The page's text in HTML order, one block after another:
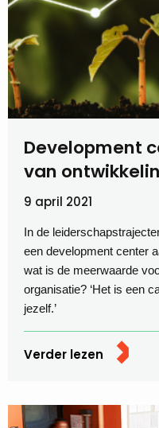
Development
van
9 april 2021
In de
een development center
wat is de meerwaarde
organisatie? ‘Het is een
jezelf.’
Verder lezen